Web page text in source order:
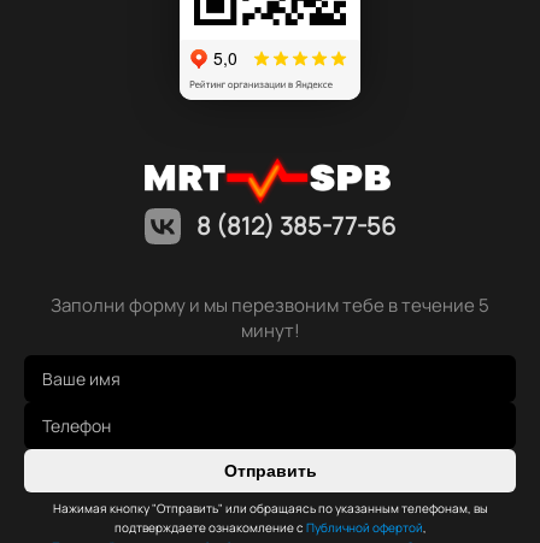
8 (812) 385-77-56
Заполни форму и мы перезвоним тебе в течение 5
минут!
Отправить
Нажимая кнопку "Отправить" или обращаясь по указанным телефонам, вы
подтверждаете ознакомление с Публичной офертой,